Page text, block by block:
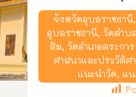
จังหวัดอุบลราชธานี,
อุบลราชธานี, วัดตำบ
สิม, วัดอำเภอตระกา
ศาสนาและประวัติศ
แนะนำวัด, แ